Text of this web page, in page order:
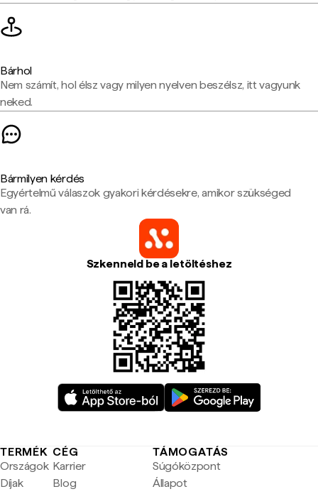
Bárhol
Nem számít, hol élsz vagy milyen nyelven beszélsz, itt vagyunk
neked.
Bármilyen kérdés
Egyértelmű válaszok gyakori kérdésekre, amikor szükséged
van rá.
Szkenneld be a letöltéshez
TERMÉK
Országok
Díjak
CÉG
Karrier
Blog
TÁMOGATÁS
Súgóközpont
Állapot